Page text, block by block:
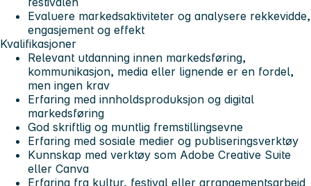
Evaluere markedsaktiviteter og analysere rekkevidde,
engasjement og effekt
Kvalifikasjoner
Relevant utdanning innen markedsføring,
kommunikasjon, media eller lignende er en fordel,
men ingen krav
Erfaring med innholdsproduksjon og digital
markedsføring
God skriftlig og muntlig fremstillingsevne
Erfaring med sosiale medier og publiseringsverktøy
Kunnskap med verktøy som Adobe Creative Suite
eller Canva
Erfaring fra kultur, festival eller arrangementsarbeid